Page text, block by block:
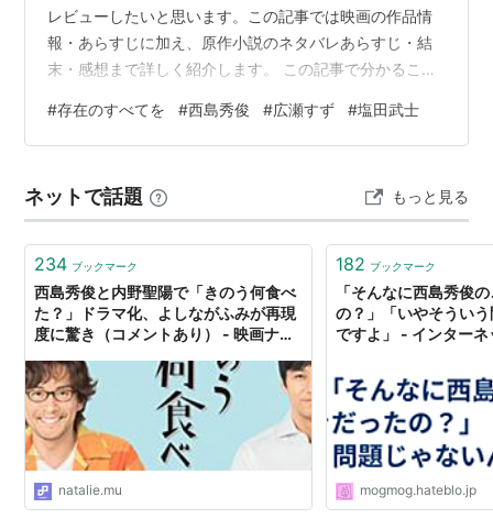
2007.02.03：『フリージア』(2006)
2006.12.23：『大奥』
2006.12.16：『 海でのはなし。』
2006.02.25：『 好きだ、』(アンデスフィルム)
2006.01.28：『三年身籠る』
2005.??.??：『
』]]』(公開予定）
みどりちゃん
2005.08.27：『メゾン・ド・ヒミコ 』(「メゾン・
ド・ヒミコ」製作委員会)
2005.06.18：『楳図かずお恐怖劇場 蟲たちの家
2005.03.12：『「カナリア」』(オフィス?シロウズ
＝衛星劇場＝バンダイビジュアル)
2005.01.29：『トニー滝谷
』(ウィルコ)
2005.01.29：『
』(「雨よりせつな
く」アソシエイツ)
レビューしたいと思います。この記事では映画の作品情
報・あらすじに加え、原作小説のネタバレあらすじ・結
末・感想まで詳しく紹介します。 この記事で分かること
者・塩田武士について 原作小説のネタバレあらすじ 読ん
だ感想・レビュー
#存在のすべてを #西島秀俊 #広瀬すず #塩田武士
ネットで話題 もっと見る
234 ブックマーク
西島秀俊と内野聖陽で「きのう何食べ
た？」ドラマ化、よしながふみが再現
度に驚き（コメントあり） - 映画ナタ
natalie.mu
182 ブックマーク
「そんなに西島秀俊
の？」「いやそうい
ですよ」 - インター
mogmog.hateblo.jp